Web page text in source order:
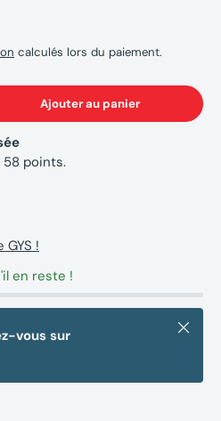
calculés lors du paiement.
Ajouter au panier
58 points.
!
en reste !
vous sur
Fermer